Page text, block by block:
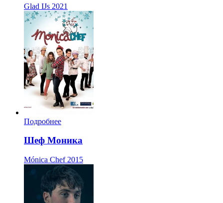
Glad IJs 2021
Подробнее
Шеф Моника
Mónica Chef 2015